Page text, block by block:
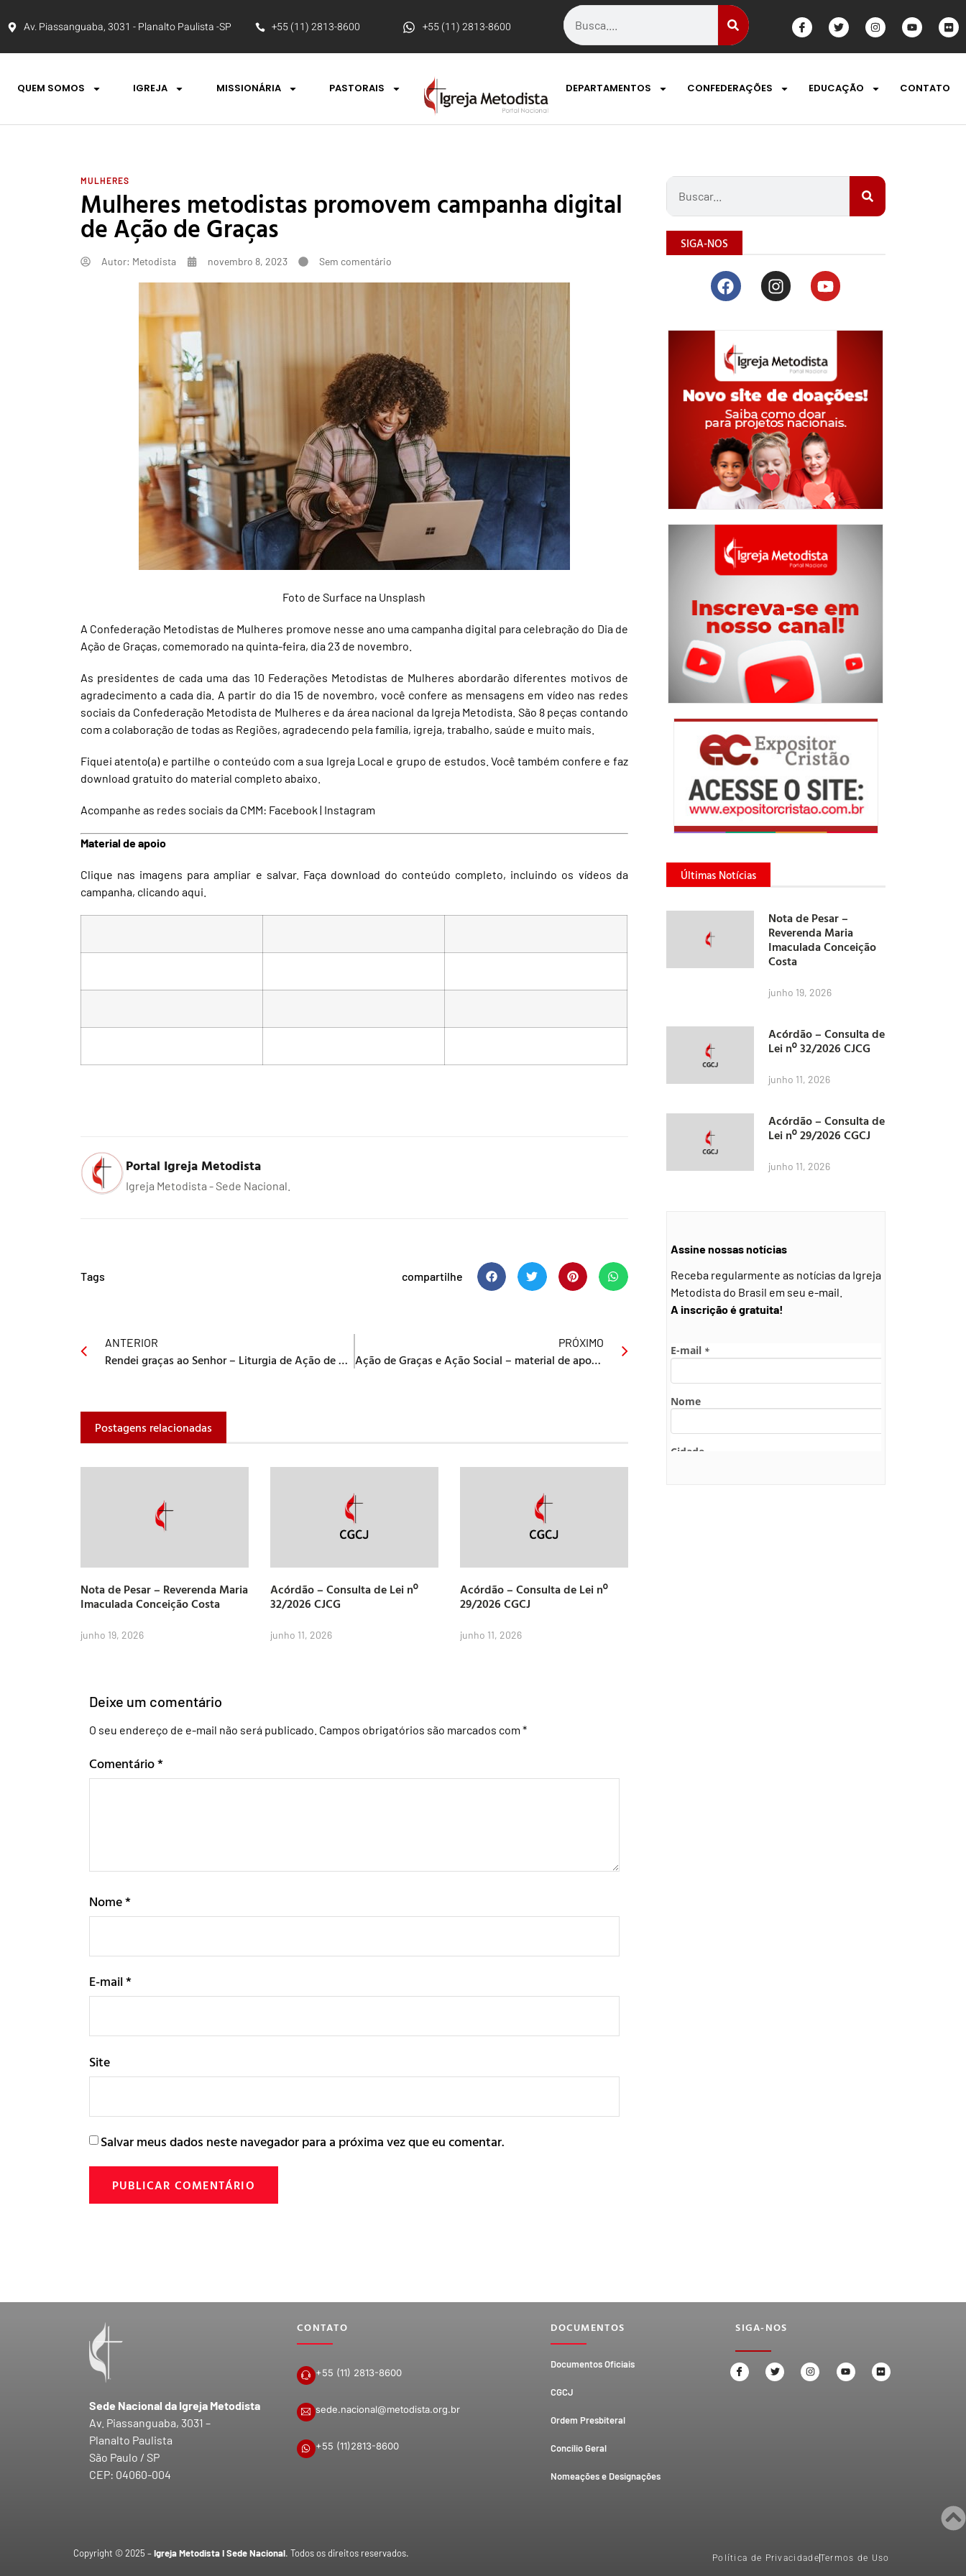
Av. Piassanguaba, 3031 - Planalto Paulista -SP +55 (11) 2813-8600 +55 (11) 2813-8600
QUEM SOMOS IGREJA MISSIONÁRIA PASTORAIS DEPARTAMENTOS CONFEDERAÇÕES EDUCAÇÃO CONTATO
MULHERES
Mulheres metodistas promovem campanha digital
de Ação de Graças
Autor: Metodista novembro 8, 2023 Sem comentário
Foto deSurface na Unsplash
A Confederação Metodistas de Mulheres promove nesse ano uma campanha digital para celebração do Dia de
Ação de Graças, comemorado na quinta-feira, dia 23 de novembro.
As presidentes de cada uma das 10 Federações Metodistas de Mulheres abordarão diferentes motivos de
agradecimento a cada dia. A partir do dia 15 de novembro, você confere as mensagens em vídeo nas redes
sociais da Confederação Metodista de Mulheres e da área nacional da Igreja Metodista. São 8 peças contando
com a colaboração de todas as Regiões, agradecendo pela família, igreja, trabalho, saúde e muito mais.
Fiquei atento(a) e partilhe o conteúdo com a sua Igreja Local e grupo de estudos. Você também confere e faz
download gratuito do material completo abaixo.
Acompanhe as redes sociais da CMM: Facebook | Instagram
Material de apoio
Clique nas imagens para ampliar e salvar. Faça download do conteúdo completo, incluindo os vídeos da
campanha, clicando aqui.
Portal Igreja Metodista
Igreja Metodista - Sede Nacional.
Tags compartilhe
ANTERIOR
Rendei graças ao Senhor – Liturgia de Ação de Graças
PRÓXIMO
Ação de Graças e Ação Social – material de apoio para Igrejas Metodistas
Postagens relacionadas
Nota de Pesar – Reverenda Maria
Imaculada Conceição Costa
junho 19, 2026
Acórdão – Consulta de Lei nº
32/2026 CJCG
junho 11, 2026
Acórdão – Consulta de Lei nº
29/2026 CGCJ
junho 11, 2026
Deixe um comentário
O seu endereço de e-mail não será publicado. Campos obrigatórios são marcados com *
Comentário*
Nome*
E-mail*
Site
Salvar meus dados neste navegador para a próxima vez que eu comentar.
SIGA-NOS
Últimas Notícias
Nota de Pesar –
Reverenda Maria
Imaculada Conceição
Costa
junho 19, 2026
Acórdão – Consulta de
Lei nº 32/2026 CJCG
junho 11, 2026
Acórdão – Consulta de
Lei nº 29/2026 CGCJ
junho 11, 2026
Assine nossas notícias
Receba regularmente as notícias da Igreja
Metodista do Brasil em seu e-mail.
A inscrição é gratuita!
Sede Nacional da Igreja Metodista
Av. Piassanguaba, 3031 –
Planalto Paulista
São Paulo / SP
CEP: 04060-004
CONTATO
+55 (11) 2813-8600
sede.nacional@metodista.org.br
+55 (11)2813-8600
DOCUMENTOS
Documentos Oficiais
CGCJ
Ordem Presbiteral
Concílio Geral
Nomeações e Designações
SIGA-NOS
Copyright © 2025 –Igreja Metodista I Sede Nacional. Todos os direitos reservados. Política de PrivacidadeTermos de Uso